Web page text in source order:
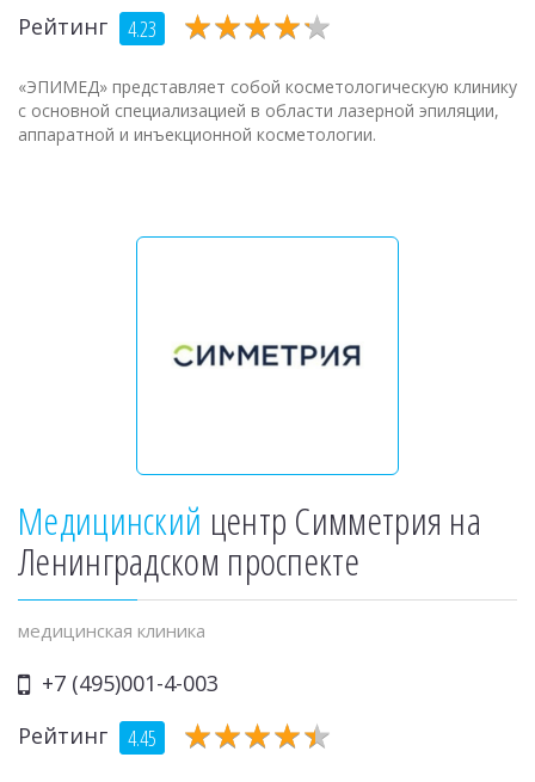
Рейтинг
4.23 ★★★★★
★★★★★
«ЭПИМЕД» представляет собой косметологическую клинику
с основной специализацией в области лазерной эпиляции,
аппаратной и инъекционной косметологии.
Медицинский центр Симметрия на
Ленинградском проспекте
медицинская клиника
+7 (495)001-4-003
Рейтинг
4.45 ★★★★★
★★★★★